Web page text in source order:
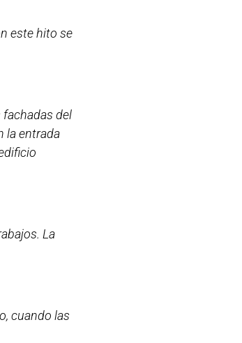
este hito se
fachadas del
la entrada
La
cuando las